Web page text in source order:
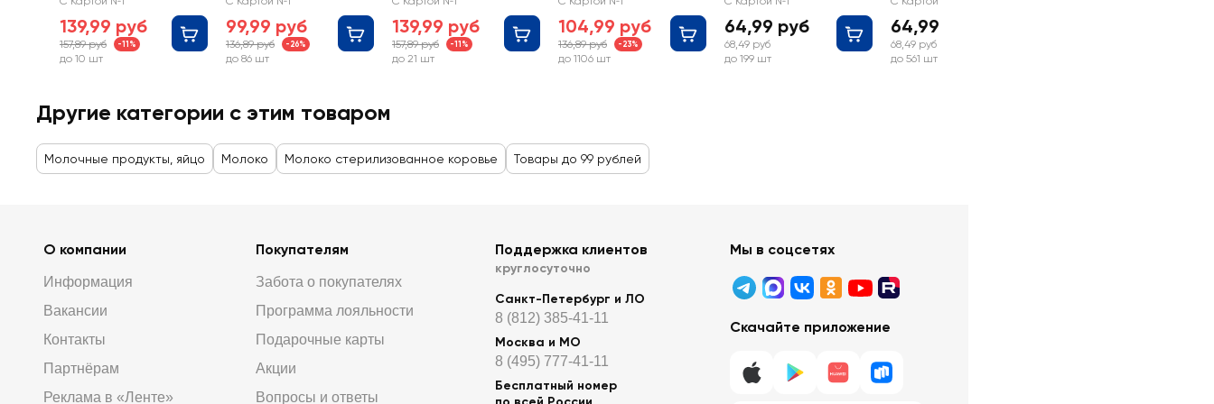
139,99 руб
157,89 руб -11%
до 10 шт
99,99 руб
136,89 руб -26%
до 86 шт
139,99 руб
157,89 руб -11%
до 21 шт
104,99 руб
136,89 руб -23%
до 1106 шт
64,99 руб
68,49 руб
до 199 шт
64,99 руб
68,49 руб
до 561 шт
Другие категории с этим товаром
Молочные продукты, яйцо Молоко Молоко стерилизованное коровье Товары до 99 рублей
О компании
Информация
Вакансии
Контакты
Партнёрам
Реклама в «Ленте»
Покупателям
Забота о покупателях
Программа лояльности
Подарочные карты
Акции
Вопросы и ответы
Поддержка клиентов
круглосуточно
Санкт-Петербург и ЛО
8 (812) 385-41-11
Москва и МО
8 (495) 777-41-11
Бесплатный номер
Мы в соцсетях
Скачайте приложение